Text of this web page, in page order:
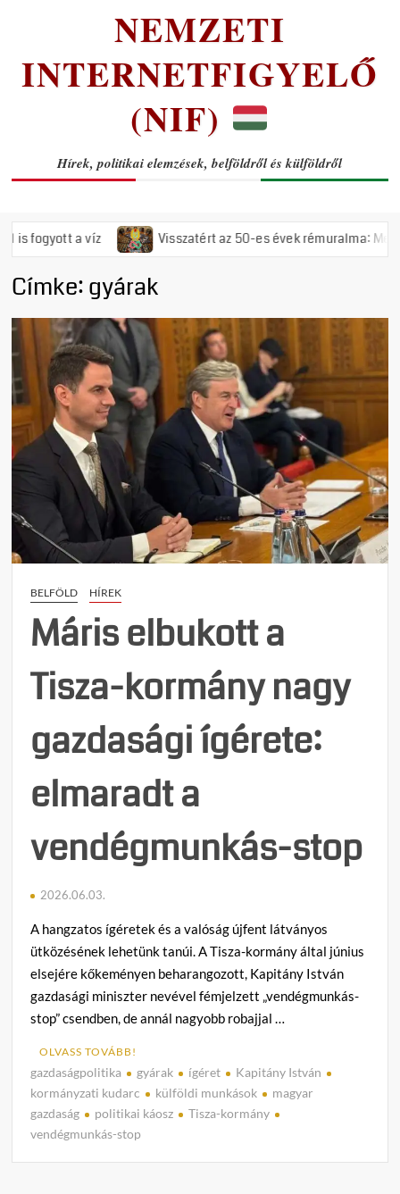
NEMZETI
INTERNETFIGYELŐ
(NIF)
Hírek, politikai elemzések, belföldről és külföldről
a víz Visszatért az 50-es évek rémuralma:
Címke:gyárak
BELFÖLD HÍREK
Máris elbukott a
Tisza-kormány nagy
gazdasági ígérete:
elmaradt a
vendégmunkás-stop
2026.06.03.
A hangzatos ígéretek és a valóság újfent látványos
ütközésének lehetünk tanúi. A Tisza-kormány által június
elsejére kőkeményen beharangozott, Kapitány István
gazdasági miniszter nevével fémjelzett „vendégmunkás-
stop” csendben, de annál nagyobb robajjal …
OLVASS TOVÁBB!
gazdaságpolitika gyárak ígéret
Kapitány István
kormányzati kudarc
külföldi munkások
magyar
gazdaság
politikai káosz
Tisza-kormány
vendégmunkás-stop